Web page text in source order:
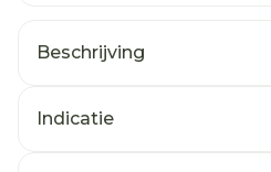
Beschrijving
Indicatie